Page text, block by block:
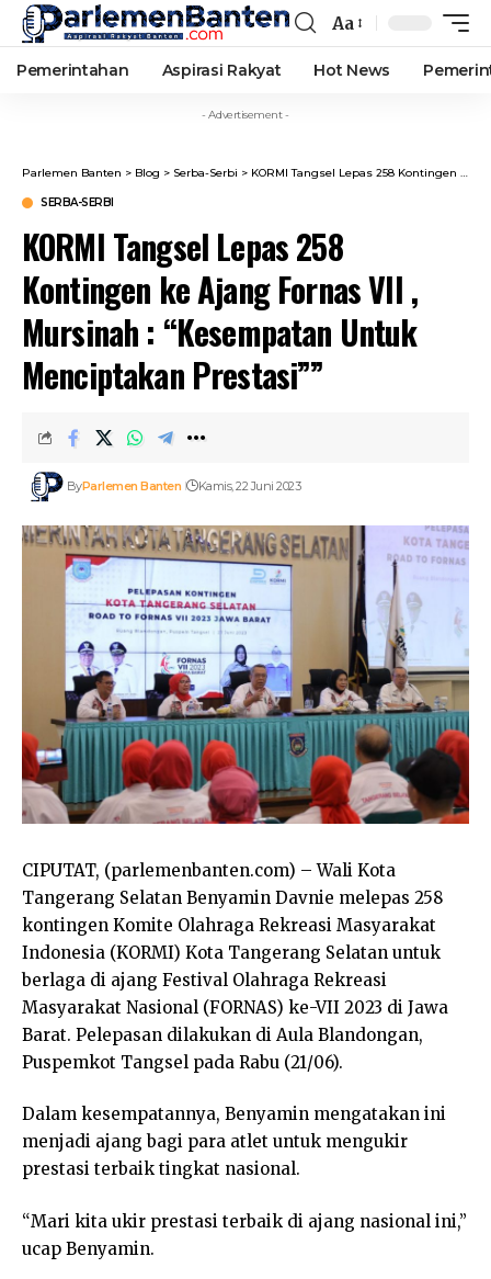
Font
Resizer
Aa
Pemerintahan Aspirasi Rakyat Hot News
- Advertisement -
Parlemen Banten > Blog > Serba-Serbi > KORMI Tangsel Lepas 258 Kontingen ke Ajang Fornas VII , Mursinah : “Kesempatan Untuk Menciptakan Prestasi””
SERBA-SERBI
KORMI Tangsel Lepas 258
Kontingen ke Ajang Fornas VII ,
Mursinah : “Kesempatan Untuk
Menciptakan Prestasi””
ByParlemen Banten Kamis, 22 Juni 2023
CIPUTAT, (parlemenbanten.com) –Wali Kota
Tangerang Selatan Benyamin Davnie melepas 258
kontingen Komite Olahraga Rekreasi Masyarakat
Indonesia (KORMI) Kota Tangerang Selatan untuk
berlaga di ajang Festival Olahraga Rekreasi
Masyarakat Nasional (FORNAS) ke-VII 2023 di Jawa
Barat. Pelepasan dilakukan di Aula Blandongan,
Puspemkot Tangsel pada Rabu (21/06).
Dalam kesempatannya, Benyamin mengatakan ini
menjadi ajang bagi para atlet untuk mengukir
prestasi terbaik tingkat nasional.
“Mari kita ukir prestasi terbaik di ajang nasional ini,”
ucap Benyamin.